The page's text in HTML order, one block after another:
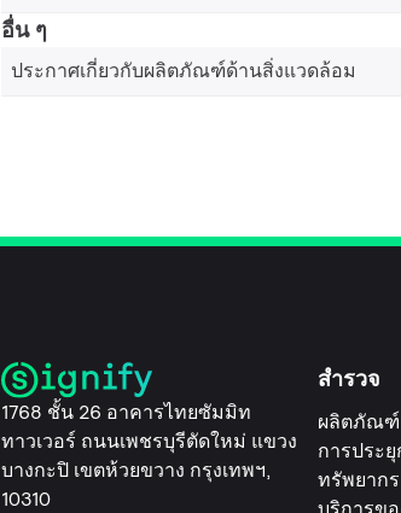
อื่น ๆ
ประกาศเกี่ยวกับผลิตภัณฑ์ด้านสิ่งแวดล้อม
1768 ชั้น 26 อาคารไทยซัมมิท
ทาวเวอร์ ถนนเพชรบุรีตัดใหม่ แขวง
บางกะปิ เขตห้วยขวาง กรุงเทพฯ,
10310
สำรวจ
ผลิตภัณฑ์
การประ
ทรัพยากร